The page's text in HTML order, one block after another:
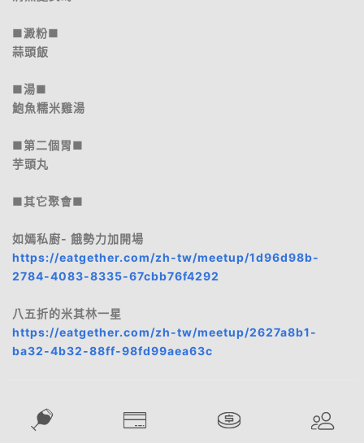
■澱粉■
蒜頭飯
■湯■
鮑魚糯米雞湯
■第二個胃■
芋頭丸
■其它聚會■
如嫣私廚- 餓勢力加開場
https://eatgether.com/zh-tw/meetup/1d96d98b-
2784-4083-8335-67cbb76f4292
八五折的米其林一星
https://eatgether.com/zh-tw/meetup/2627a8b1-
ba32-4b32-88ff-98fd99aea63c